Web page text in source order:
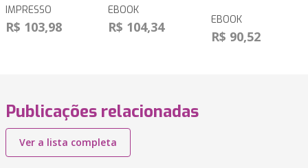
IMPRESSO
R$ 103,98
EBOOK
R$ 104,34 EBOOK
R$ 90,52
Publicações relacionadas
Ver a lista completa